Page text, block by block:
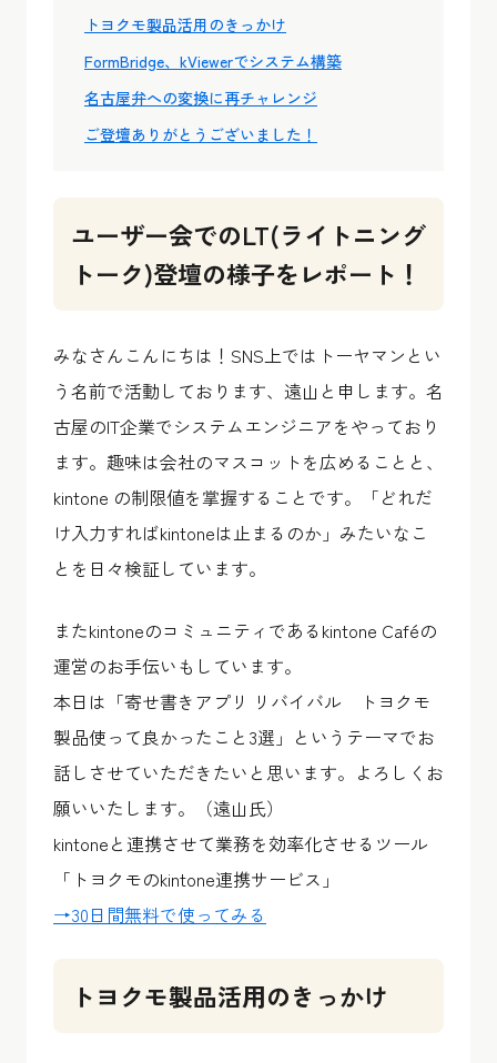
トヨクモ製品活用のきっかけ
FormBridge、kViewerでシステム構築
名古屋弁への変換に再チャレンジ
ご登壇ありがとうございました！
ユーザー会でのLT(ライトニング
トーク)登壇の様子をレポート！
みなさんこんにちは！SNS上ではトーヤマンとい
う名前で活動しております、遠山と申します。名
古屋のIT企業でシステムエンジニアをやっており
ます。趣味は会社のマスコットを広めることと、
kintone の制限値を掌握することです。「どれだ
け入力すればkintoneは止まるのか」みたいなこ
とを日々検証しています。
またkintoneのコミュニティであるkintone Caféの
運営のお手伝いもしています。
本日は「寄せ書きアプリ リバイバル トヨクモ
製品使って良かったこと3選」というテーマでお
話しさせていただきたいと思います。よろしくお
願いいたします。（遠山氏）
kintoneと連携させて業務を効率化させるツール
「トヨクモのkintone連携サービス」
→30日間無料で使ってみる
トヨクモ製品活用のきっかけ